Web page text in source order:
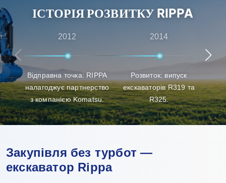
представників по всьому світу, які надають комплексні
послуги — від передпродажних консультацій до
післяпродажного обслуговування, — забезпечуючи
клієнтам найкращий досвід у виборі продукції, її
доставці та технічному обслуговуванні.
ІСТОРІЯ РОЗВИТКУ RIPPA
2012
Відправна точка: RIPPA
налагоджує партнерство
з компанією Komatsu.
2014
Розвиток: випуск
екскаваторів R319 та
R325.
Закупівля без турбот —
екскаватор Rippa